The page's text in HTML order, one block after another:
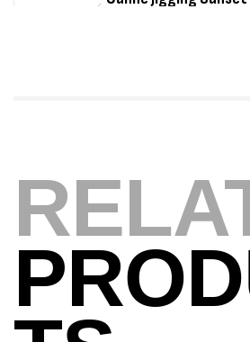
Bagagerie
د.ت
د.ت
Volant 3 Branches
Accastillage bateau